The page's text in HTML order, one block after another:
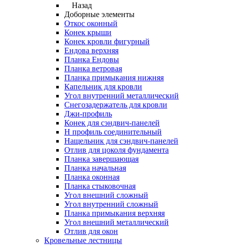
Назад
Доборные элементы
Откос оконный
Конек крыши
Конек кровли фигурный
Ендова верхняя
Планка Ендовы
Планка ветровая
Планка примыкания нижняя
Капельник для кровли
Угол внутренний металлический
Снегозадержатель для кровли
Джи-профиль
Конек для сэндвич-панелей
Н профиль соединительный
Нащельник для сэндвич-панелей
Отлив для цоколя фундамента
Планка завершающая
Планка начальная
Планка оконная
Планка стыковочная
Угол внешний сложный
Угол внутренний сложный
Планка примыкания верхняя
Угол внешний металлический
Отлив для окон
Кровельные лестницы